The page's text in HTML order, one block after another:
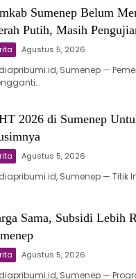
Sumenep Belum
Putih, Masih
Agustus 5, 2026
Sumenep —
2026 di Sumenep
Agustus 5, 2026
Sumenep — Titik
Sama, Subsidi Lebih
Agustus 5, 2026
Sumenep —